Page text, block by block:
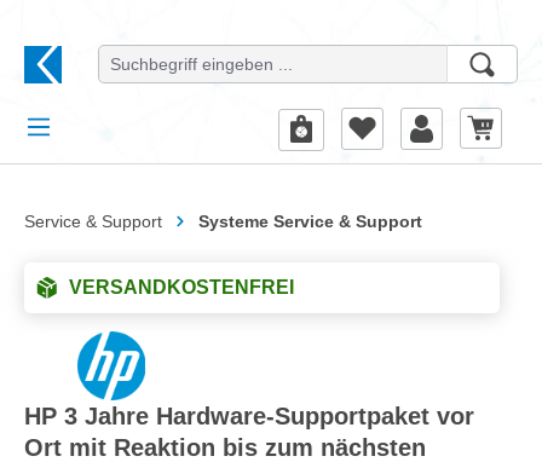
Service & Support Systeme Service & Support
VERSANDKOSTENFREI
HP 3 Jahre Hardware-Supportpaket vor
Ort mit Reaktion bis zum nächsten